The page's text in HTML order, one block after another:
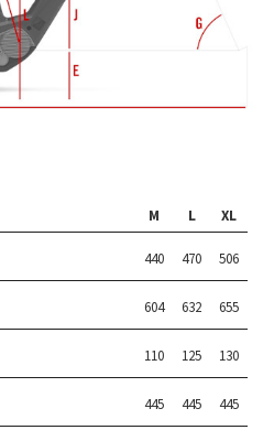
M L XL
440 470 506
604 632 655
110 125 130
445 445 445